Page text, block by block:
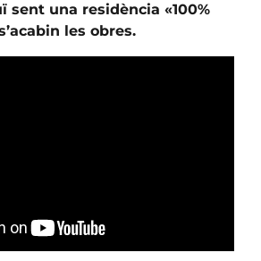
sent una residència «100%
les obres.